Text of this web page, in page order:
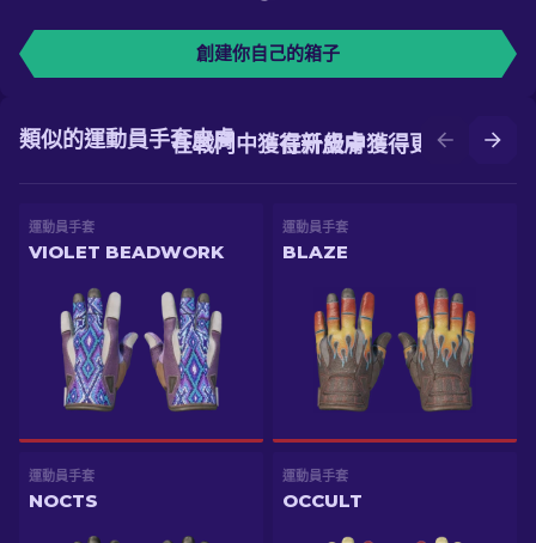
創建你自己的箱子
在升級中獲得更好的皮膚
在戰鬥中獲得新皮膚
類似的運動員手套皮膚
運動員手套
VIOLET BEADWORK
運動員手套
BLAZE
運動員手套
NOCTS
運動員手套
OCCULT